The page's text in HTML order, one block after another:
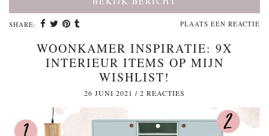
SHARE: PLAATS EEN REACTIE
WOONKAMER INSPIRATIE: 9X
INTERIEUR ITEMS OP MIJN
WISHLIST!
26 JUNI 2021 / 2 REACTIES